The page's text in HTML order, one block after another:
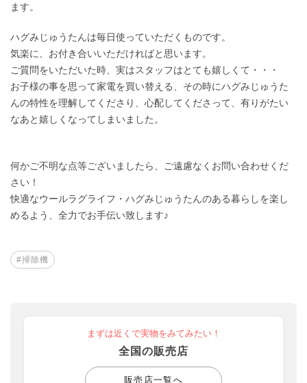
ます。
ハグみじゅうたんは毎日使っていただくものです。
気楽に、お付き合いいただければと思います。
ご質問をいただいた時、実はスタッフはとても嬉しくて・・・
お子様の事を思って家電を買い替える、その時にハグみじゅうた
んの特性を理解してくださり、心配してくださって、有りがたい
なあと嬉しくなってしまいました。
何かご不明な点等ございましたら、ご遠慮なくお問い合わせくだ
さい！
快適なウールラグライフ・ハグみじゅうたんのある暮らしを楽し
めるよう、全力でお手伝い致します♪
#掃除機
まずは近くで実物をみてみたい！
全国の販売店
販売店一覧へ